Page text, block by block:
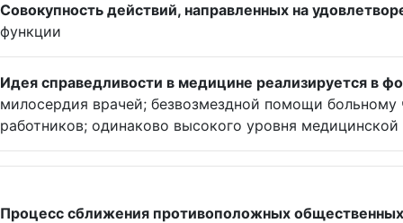
Совокупность действий, направленных на
функции
Идея справедливости в медицине реализируется в
милосердия врачей; безвозмездной помощи
работников; одинаково высокого уровня
Процесс сближения противоположных